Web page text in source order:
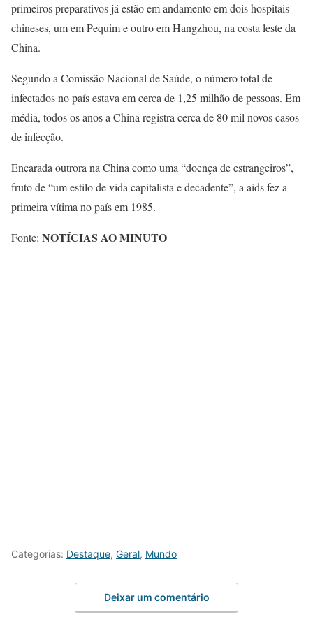
primeiros preparativos já estão em andamento em dois hospitais
chineses, um em Pequim e outro em Hangzhou, na costa leste da
China.
Segundo a Comissão Nacional de Saúde, o número total de
infectados no país estava em cerca de 1,25 milhão de pessoas. Em
média, todos os anos a China registra cerca de 80 mil novos casos
de infecção.
Encarada outrora na China como uma “doença de estrangeiros”,
fruto de “um estilo de vida capitalista e decadente”, a aids fez a
primeira vítima no país em 1985.
Fonte: NOTÍCIAS AO MINUTO
Categorias: Destaque, Geral, Mundo
Deixar um comentário